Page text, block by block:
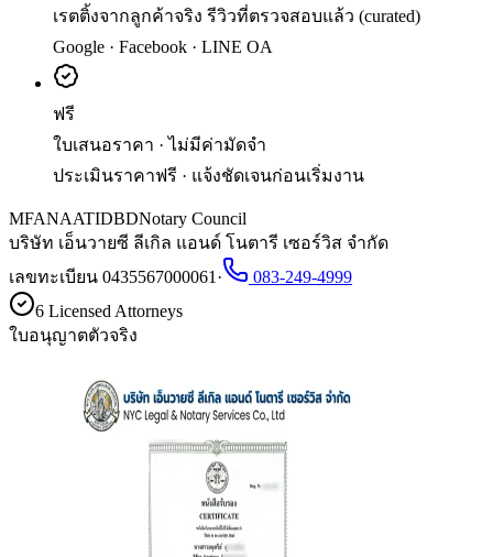
เรตติ้งจากลูกค้าจริง รีวิวที่ตรวจสอบแล้ว (curated)
Google · Facebook · LINE OA
ฟรี
ใบเสนอราคา · ไม่มีค่ามัดจำ
ประเมินราคาฟรี · แจ้งชัดเจนก่อนเริ่มงาน
MFANAATIDBDNotary Council
บริษัท เอ็นวายซี ลีเกิล แอนด์ โนตารี เซอร์วิส จำกัด
เลขทะเบียน 0435567000061 ·
083-249-4999
6 Licensed Attorneys
ใบอนุญาตตัวจริง